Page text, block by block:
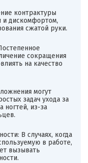
контрактуры
и дискомфортом,
сжатой руки.
сокращения
на качество
могут
задач ухода за
ногтей, из-за
В случаях, когда
в работе,
вызывать